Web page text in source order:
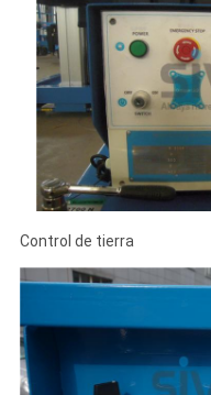
Control de tierra